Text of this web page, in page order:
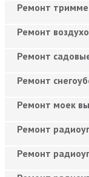
Ремонт
Ремонт
Ремонт
Ремонт
Ремонт моек
Ремонт
Ремонт